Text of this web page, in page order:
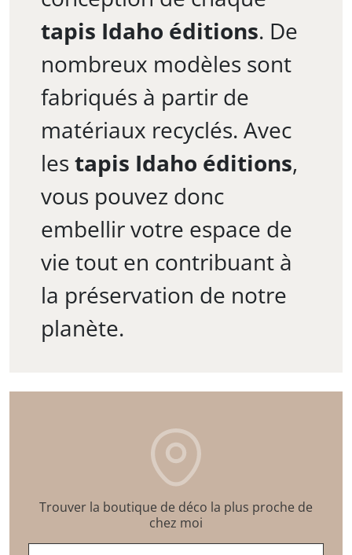
tapis Idaho éditions. De
nombreux modèles sont
fabriqués à partir de
matériaux recyclés. Avec
les tapis Idaho éditions,
vous pouvez donc
embellir votre espace de
vie tout en contribuant à
la préservation de notre
planète.
Trouver la boutique de déco la plus proche de
chez moi